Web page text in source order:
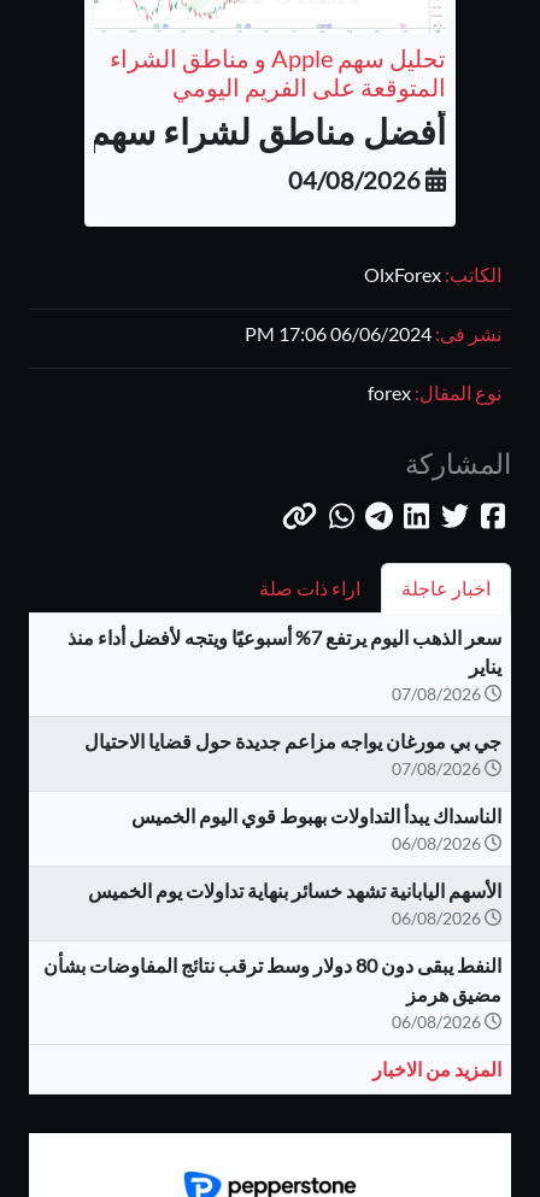
الكاتب: OlxForex
نشر فى: 06/06/2024 17:06 PM
نوع المقال: forex
المشاركة
اخبار عاجلة اراء ذات صلة
سعر الذهب اليوم يرتفع 7% أسبوعيًا ويتجه لأفضل أداء منذ
يناير
جي بي مورغان يواجه مزاعم جديدة حول قضايا الاحتيال
الناسداك يبدأ التداولات بهبوط قوي اليوم الخميس
الأسهم اليابانية تشهد خسائر بنهاية تداولات يوم الخميس
النفط يبقى دون 80 دولار وسط ترقب نتائج المفاوضات بشأن
مضيق هرمز
المزيد من الاخبار
تحليل سهم Apple و مناطق الشراء
المتوقعة على الفريم اليومي
أفضل مناطق لشراء سهم شركة
04/08/2026